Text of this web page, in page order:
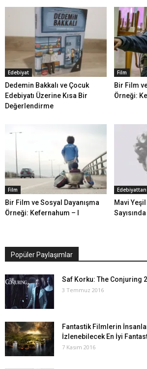
Edebiyat
Dedemin Bakkalı ve Çocuk
Edebiyatı Üzerine Kısa Bir
Değerlendirme
Film
Bir Film
Örneği:
Film
Bir Film ve Sosyal Dayanışma
Örneği: Kefernahum – I
Mavi
Sayısında
Popüler Paylaşımlar
Saf Korku: The Conjuring
3 Temmuz 2016
Fantastik Filmlerin
İzlenebilecek En İyi
7 Kasım 2016